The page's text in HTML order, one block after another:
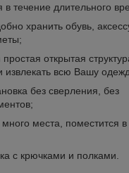
в течение длительного
хранить обувь,
открытая
извлекать всю Вашу
без сверления, без
места, поместится
с крючками и полками.